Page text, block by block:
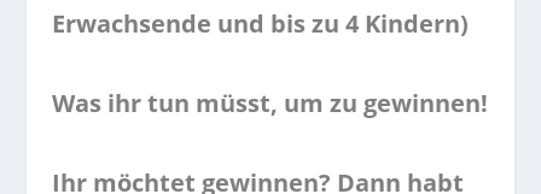
Erwachsende und bis zu 4 Kindern)
Was ihr tun müsst, um zu gewinnen!
Ihr möchtet gewinnen? Dann habt